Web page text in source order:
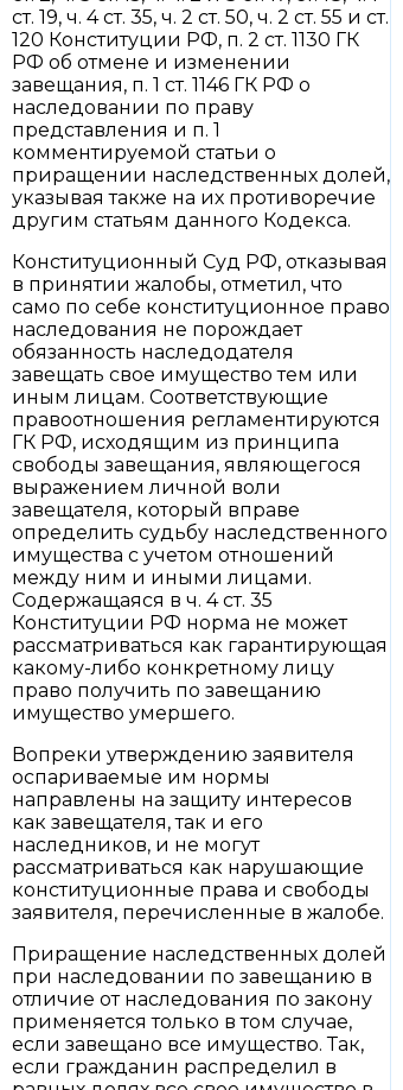
ст. 19, ч. 4 ст. 35, ч. 2 ст. 50, ч. 2 ст. 55 и ст.
120 Конституции РФ, п. 2 ст. 1130 ГК
РФ об отмене и изменении
завещания, п. 1 ст. 1146 ГК РФ о
наследовании по праву
представления и п. 1
комментируемой статьи о
приращении наследственных долей,
указывая также на их противоречие
другим статьям данного Кодекса.
Конституционный Суд РФ, отказывая
в принятии жалобы, отметил, что
само по себе конституционное право
наследования не порождает
обязанность наследодателя
завещать свое имущество тем или
иным лицам. Соответствующие
правоотношения регламентируются
ГК РФ, исходящим из принципа
свободы завещания, являющегося
выражением личной воли
завещателя, который вправе
определить судьбу наследственного
имущества с учетом отношений
между ним и иными лицами.
Содержащаяся в ч. 4 ст. 35
Конституции РФ норма не может
рассматриваться как гарантирующая
какому-либо конкретному лицу
право получить по завещанию
имущество умершего.
Вопреки утверждению заявителя
оспариваемые им нормы
направлены на защиту интересов
как завещателя, так и его
наследников, и не могут
рассматриваться как нарушающие
конституционные права и свободы
заявителя, перечисленные в жалобе.
Приращение наследственных долей
при наследовании по завещанию в
отличие от наследования по закону
применяется только в том случае,
если завещано все имущество. Так,
если гражданин распределил в